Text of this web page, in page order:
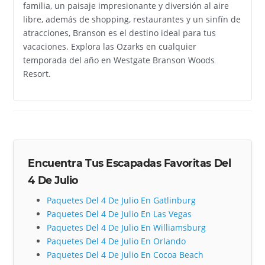
familia, un paisaje impresionante y diversión al aire
libre, además de shopping, restaurantes y un sinfín de
atracciones, Branson es el destino ideal para tus
vacaciones. Explora las Ozarks en cualquier
temporada del año en Westgate Branson Woods
Resort.
Encuentra Tus Escapadas Favoritas Del
4 De Julio
Paquetes Del 4 De Julio En Gatlinburg
Paquetes Del 4 De Julio En Las Vegas
Paquetes Del 4 De Julio En Williamsburg
Paquetes Del 4 De Julio En Orlando
Paquetes Del 4 De Julio En Cocoa Beach